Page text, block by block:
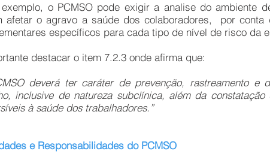
exemplo, o PCMSO pode exigir a analise do ambiente
afetar o agravo a saúde dos colaboradores, por
específicos para cada tipo de nível de risco da
destacar o item 7.2.3 onde afirma que:
deverá ter caráter de prevenção, rastreamento
inclusive de natureza subclínica, além da
à saúde dos trabalhadores.”
e Responsabilidades do PCMSO